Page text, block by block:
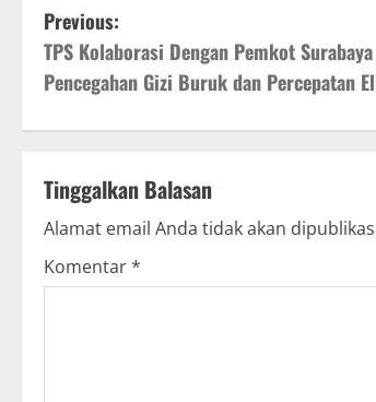
P
o
s
n
a
v
Previous:
TPS Kolaborasi Dengan Pemkot
Pencegahan Gizi Buruk dan Percepatan
Tinggalkan Balasan
Alamat email Anda tidak akan
Komentar*